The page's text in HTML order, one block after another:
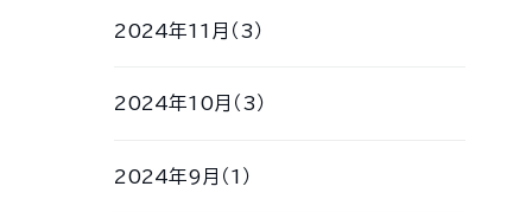
2024年11月（3）
2024年10月（3）
2024年9月（1）